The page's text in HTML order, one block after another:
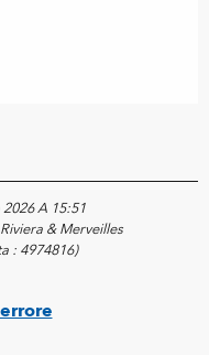
A 15:51
& Merveilles
: 4974816)